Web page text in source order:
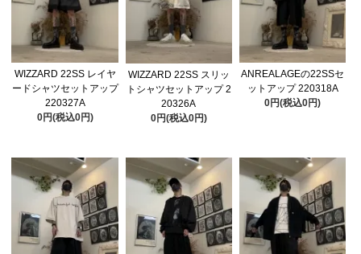
WIZZARD 22SS レイヤ
ードシャツセットアップ
220327A
0円(税込0円)
WIZZARD 22SS スリッ
トシャツセットアップ 2
20326A
0円(税込0円)
ANREALAGEの22SSセ
ットアップ 220318A
0円(税込0円)